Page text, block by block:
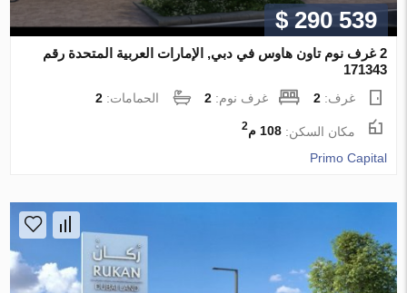
$ 290 539
2 غرف نوم تاون هاوس في دبي, الإمارات العربية المتحدة رقم
171343
غرف:2 غرف نوم:2 الحمامات:2
مكان السكن:108 م 2
Primo Capital